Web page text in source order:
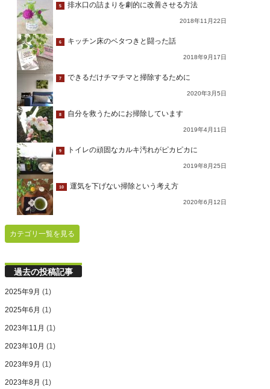
5 排水口の詰まりを劇的に改善させる方法
2018年11月22日
6 キッチン床のベタつきと闘った話
2018年9月17日
7 できるだけチマチマと掃除するために
2020年3月5日
8 自分を救うためにお掃除しています
2019年4月11日
9 トイレの頑固なカルキ汚れがピカピカに
2019年8月25日
10 運気を下げない掃除という考え方
2020年6月12日
カテゴリ一覧を見る
過去の投稿記事
2025年9月 (1)
2025年6月 (1)
2023年11月 (1)
2023年10月 (1)
2023年9月 (1)
2023年8月 (1)